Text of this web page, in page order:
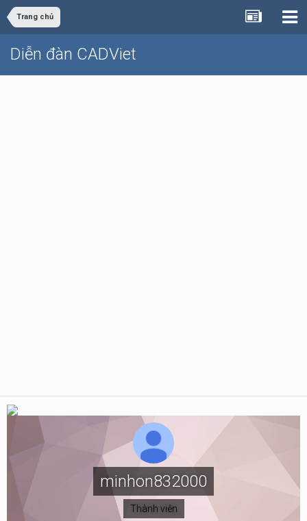
Trang chủ
Diễn đàn CADViet
minhon832000
Thành viên